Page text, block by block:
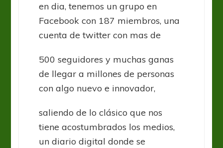
en dia, tenemos un grupo en
Facebook con 187 miembros, una
cuenta de twitter con mas de
500 seguidores y muchas ganas
de llegar a millones de personas
con algo nuevo e innovador,
saliendo de lo clásico que nos
tiene acostumbrados los medios,
un diario digital donde se